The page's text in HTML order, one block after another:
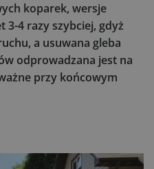
koparek, wersje
3-4 razy szybciej, gdyż
a usuwana gleba
odprowadzana jest na
przy końcowym